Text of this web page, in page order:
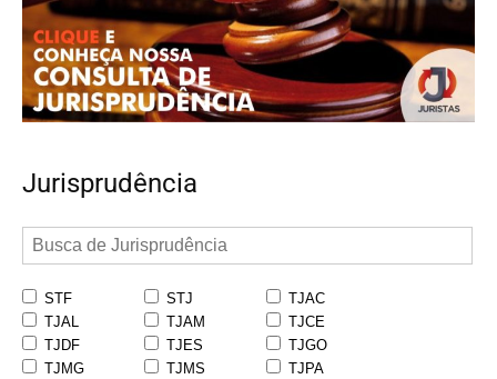
Jurisprudência
STF STJ
TJAC
TJAL
TJAM
TJCE
TJDF
TJES
TJGO
TJMG
TJMS
TJPA